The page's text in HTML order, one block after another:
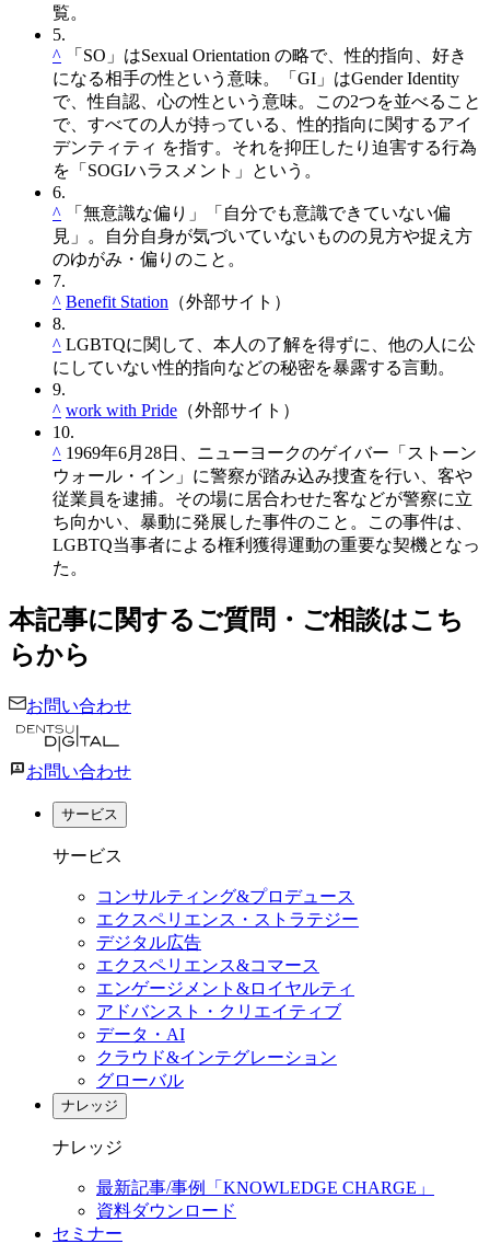
覧。
5.
^ 「SO」はSexual Orientation の略で、性的指向、好き
になる相手の性という意味。「GI」はGender Identity
で、性自認、心の性という意味。この2つを並べること
で、すべての人が持っている、性的指向に関するアイ
デンティティ を指す。それを抑圧したり迫害する行為
を「SOGIハラスメント」という。
6.
^ 「無意識な偏り」「自分でも意識できていない偏
見」。自分自身が気づいていないものの見方や捉え方
のゆがみ・偏りのこと。
7.
^ Benefit Station （外部サイト）
8.
^ LGBTQに関して、本人の了解を得ずに、他の人に公
にしていない性的指向などの秘密を暴露する言動。
9.
^ work with Pride （外部サイト）
10.
^ 1969年6月28日、ニューヨークのゲイバー「ストーン
ウォール・イン」に警察が踏み込み捜査を行い、客や
従業員を逮捕。その場に居合わせた客などが警察に立
ち向かい、暴動に発展した事件のこと。この事件は、
LGBTQ当事者による権利獲得運動の重要な契機となっ
た。
本記事に関するご質問・ご相談はこち
らから
お問い合わせ
お問い合わせ
サービス
サービス
コンサルティング&プロデュース
エクスペリエンス・ストラテジー
デジタル広告
エクスペリエンス&コマース
エンゲージメント&ロイヤルティ
アドバンスト・クリエイティブ
データ・AI
クラウド&インテグレーション
グローバル
ナレッジ
ナレッジ
最新記事/事例「KNOWLEDGE CHARGE」
資料ダウンロード
セミナー